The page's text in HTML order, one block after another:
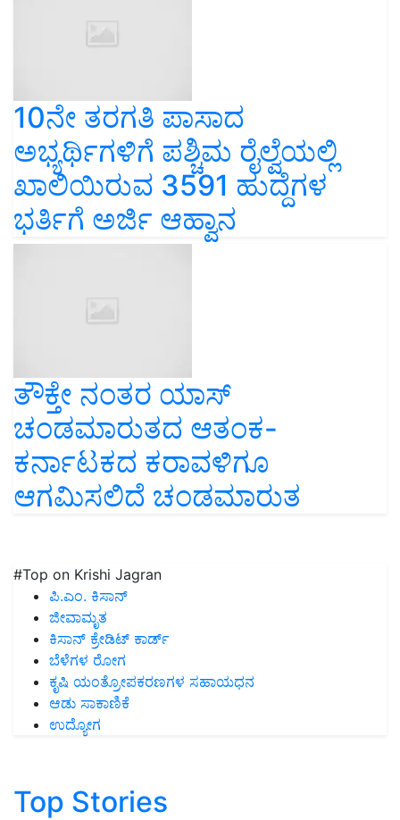
10ನೇ ತರಗತಿ ಪಾಸಾದ
ಅಭ್ಯರ್ಥಿಗಳಿಗೆ ಪಶ್ಚಿಮ ರೈಲ್ವೆಯಲ್ಲಿ
ಖಾಲಿಯಿರುವ 3591 ಹುದ್ದೆಗಳ
ಭರ್ತಿಗೆ ಅರ್ಜಿ ಆಹ್ವಾನ
ತೌಕ್ತೇ ನಂತರ ಯಾಸ್
ಚಂಡಮಾರುತದ ಆತಂಕ-
ಕರ್ನಾಟಕದ ಕರಾವಳಿಗೂ
ಆಗಮಿಸಲಿದೆ ಚಂಡಮಾರುತ
#Top on Krishi Jagran
ಪಿ.ಎಂ. ಕಿಸಾನ್
ಜೀವಾಮೃತ
ಕಿಸಾನ್ ಕ್ರೇಡಿಟ್ ಕಾರ್ಡ್
ಬೆಳೆಗಳ ರೋಗ
ಕೃಷಿ ಯಂತ್ರೋಪಕರಣಗಳ ಸಹಾಯಧನ
ಆಡು ಸಾಕಾಣಿಕೆ
ಉದ್ಯೋಗ
Top Stories